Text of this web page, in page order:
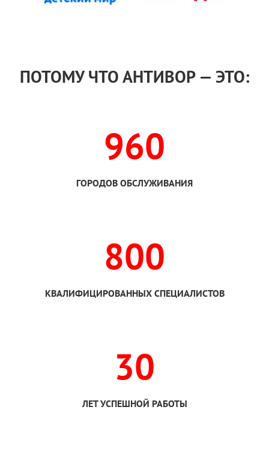
ПОТОМУ ЧТО АНТИВОР — ЭТО:
960
ГОРОДОВ ОБСЛУЖИВАНИЯ
800
КВАЛИФИЦИРОВАННЫХ СПЕЦИАЛИСТОВ
30
ЛЕТ УСПЕШНОЙ РАБОТЫ